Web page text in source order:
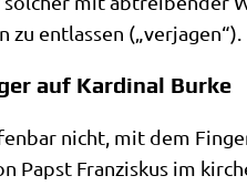
ent­las­sen („ver­ja­gen“).
auf Kardinal Burke
nicht, mit dem
Papst Fran­zis­kus im